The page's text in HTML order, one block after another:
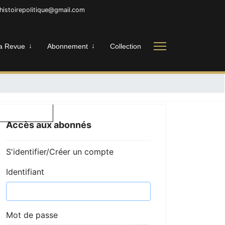
Revue Abonnement Collection
Accès aux abonnés
S'identifier/Créer un compte
Identifiant
Mot de passe